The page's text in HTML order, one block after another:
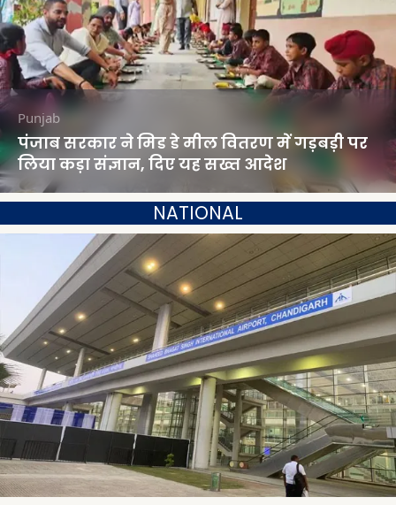
Punjab
पंजाब सरकार ने मिड डे मील वितरण में गड़बड़ी पर
लिया कड़ा संज्ञान, दिए यह सख्त आदेश
NATIONAL